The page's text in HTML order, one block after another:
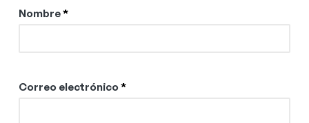
Nombre*
Correo electrónico *